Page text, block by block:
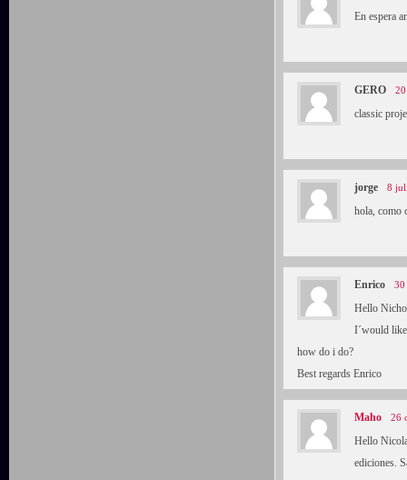
En espera
GERO
classic
jorge 8
hola, como
Enrico 30
Hello
I´would
how do i do?
Best regards Enrico
Maho 26
Hello
ediciones.